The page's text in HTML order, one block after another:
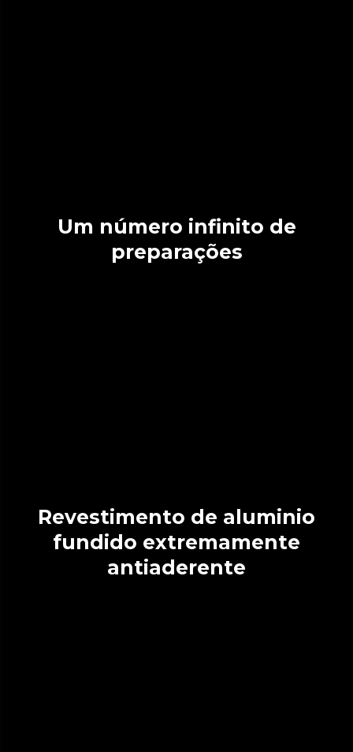
Um número infinito de
preparações
Revestimento de aluminio
fundido extremamente
antiaderente